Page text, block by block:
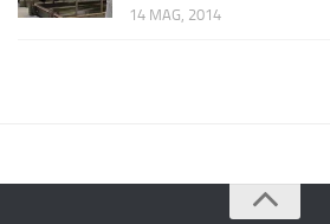
14 MAG, 2014